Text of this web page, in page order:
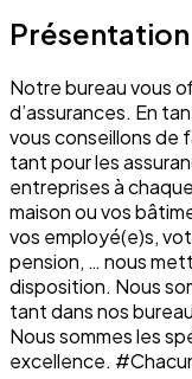
Présentation
Notre bureau vous
d’assurances. En
vous conseillons de
tant pour les
entreprises à
maison ou vos
vos employé(e)s,
pension, … nous
disposition. Nous
tant dans nos
Nous sommes les
excellence.